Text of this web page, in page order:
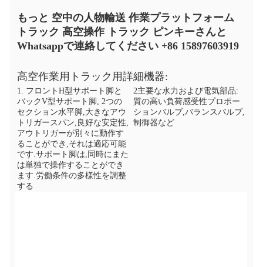
もっと 空中の人物輸送 作業プラットフォーム
トラック 高空操作 トラック ピンキーさんと
Whatsappで連絡してください +86 15897603919
高空作業用トラック用詳細機器:
1. フロントH型サポート脚と
バックV型サポート脚, 2つの
セクション水平脚,大きなアウ
トリガースパン,良好な安定性,
アウトリガーが別々に動作す
ることができ,それは適応可能
です.サポート脚は,同時にまた
は単独で操作することができ
ます.労働条件の多様性を調整
する
2主要な水力および電気部品:
質の高い負荷感受性プロポー
ションバルブ,バランスバルブ,
制御器など